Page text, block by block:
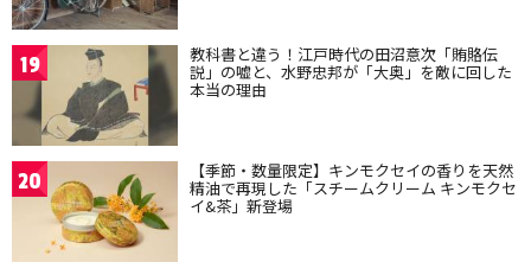
19 教科書と違う！江戸時代の田沼意次「賄賂伝
説」の嘘と、水野忠邦が「大奥」を敵に回した
本当の理由
20 【季節・数量限定】キンモクセイの香りを天然
精油で再現した「スチームクリーム キンモクセ
イ&茶」新登場